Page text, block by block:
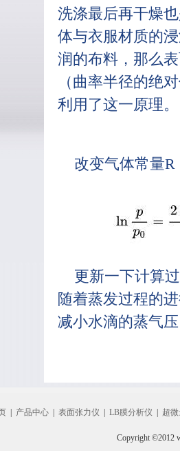
洗涤最后再干燥
体与衣服材质的
润的布料，那么
（曲率半径的绝
利用了这一原理。
改变气体常量
更新一下计算
随着蒸发过程的
减小水滴的蒸气
产品中心 表面张力仪 LB膜分析仪 超
Copyright ©2012